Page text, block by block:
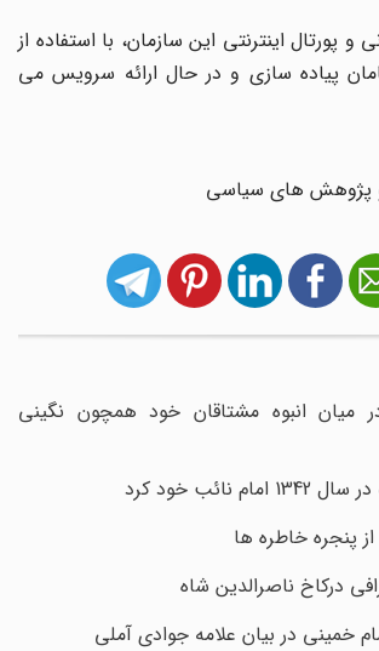
پورتال اینترنتی این سازمان، با استفاده از
پیاده سازی و در حال ارائه سرویس می
های سیاسی
انبوه مشتاقان خود همچون نگینی
خود کرد
خاطره ها
ناصرالدین شاه
در بیان علامه جوادی آملی